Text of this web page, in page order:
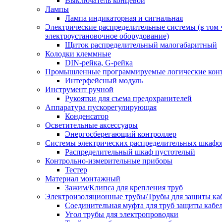
Лампы
Лампа индикаторная и сигнальная
Электрические распределительные системы (в том
электроустановочное оборудование)
Щиток распределительный малогабаритный
Колодки клеммные
DIN-рейка, G-рейка
Промышленные программируемые логические
Интерфейсный модуль
Инструмент ручной
Рукоятки для съема предохранителей
Аппаратура пускорегулирующая
Конденсатор
Осветительные аксессуары
Энергосберегающий контроллер
Системы электрических распределительных
Распределительный шкаф пустотелый
Контрольно-измерительные приборы
Тестер
Материал монтажный
Зажим/Клипса для крепления труб
Электроизоляционные трубы/Трубы для защиты
Соединительная муфта для труб защиты
Угол трубы для электропроводки